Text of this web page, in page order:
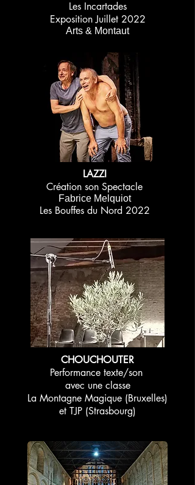
Les Incartades
Exposition Juillet 2022
Arts & Montaut
LAZZI
Création son Spectacle
Fabrice Melquiot
Les Bouffes du Nord 2022
CHOUCHOUTER
Performance texte/son
avec une classe
La Montagne Magique (Bruxelles)
et TJP (Strasbourg)